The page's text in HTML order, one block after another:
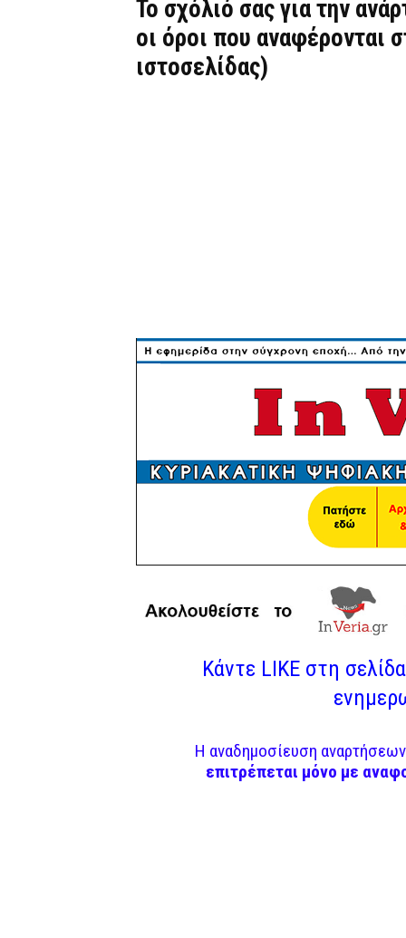
Το σχόλιό σας για την
οι όροι που αναφέρονται
ιστοσελίδας)
Κάντε LIKE στη
Η αναδημοσίευση
επιτρέπεται μόνο με